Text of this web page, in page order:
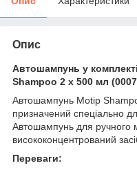
Опис
Автошампунь у
Shampoo 2 х 500 мл
Автошампунь Motip
призначений спеціально
Автошампунь для ручного
висококонцентрований
Переваги: